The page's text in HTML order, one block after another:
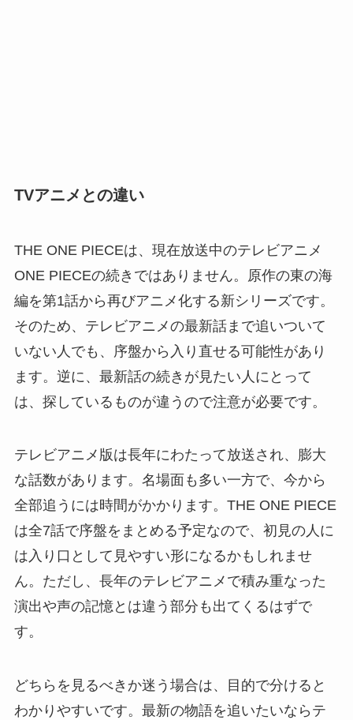
TVアニメとの違い
THE ONE PIECEは、現在放送中のテレビアニメ
ONE PIECEの続きではありません。原作の東の海
編を第1話から再びアニメ化する新シリーズです。
そのため、テレビアニメの最新話まで追いついて
いない人でも、序盤から入り直せる可能性があり
ます。逆に、最新話の続きが見たい人にとって
は、探しているものが違うので注意が必要です。
テレビアニメ版は長年にわたって放送され、膨大
な話数があります。名場面も多い一方で、今から
全部追うには時間がかかります。THE ONE PIECE
は全7話で序盤をまとめる予定なので、初見の人に
は入り口として見やすい形になるかもしれませ
ん。ただし、長年のテレビアニメで積み重なった
演出や声の記憶とは違う部分も出てくるはずで
す。
どちらを見るべきか迷う場合は、目的で分けると
わかりやすいです。最新の物語を追いたいならテ